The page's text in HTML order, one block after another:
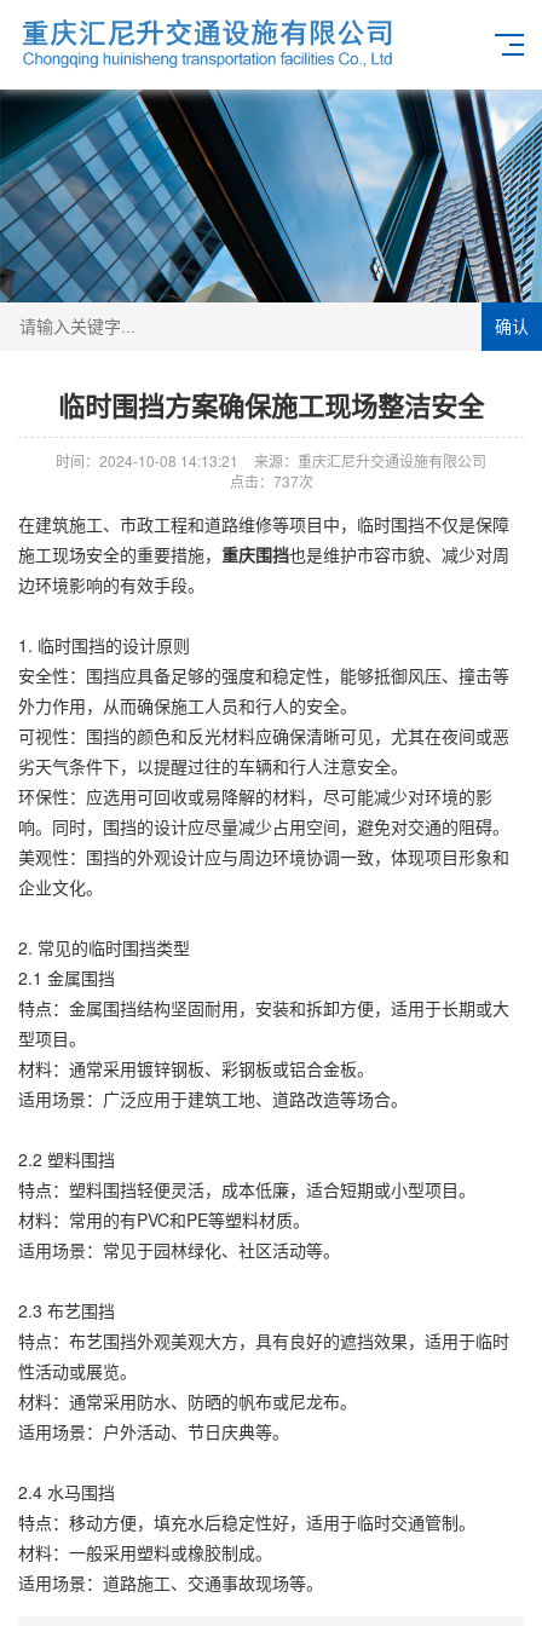
确认
临时围挡方案确保施工现场整洁安全
时间：2024-10-08 14:13:21
来源：重庆汇尼升交通设施有限公司
点击：737次
在建筑施工、市政工程和道路维修等项目中，临时围挡不仅是保障
施工现场安全的重要措施， 重庆围挡也是维护市容市貌、减少对周
边环境影响的有效手段。
1. 临时围挡的设计原则
安全性：围挡应具备足够的强度和稳定性，能够抵御风压、撞击等
外力作用，从而确保施工人员和行人的安全。
可视性：围挡的颜色和反光材料应确保清晰可见，尤其在夜间或恶
劣天气条件下，以提醒过往的车辆和行人注意安全。
环保性：应选用可回收或易降解的材料，尽可能减少对环境的影
响。同时，围挡的设计应尽量减少占用空间，避免对交通的阻碍。
美观性：围挡的外观设计应与周边环境协调一致，体现项目形象和
企业文化。
2. 常见的临时围挡类型
2.1 金属围挡
特点：金属围挡结构坚固耐用，安装和拆卸方便，适用于长期或大
型项目。
材料：通常采用镀锌钢板、彩钢板或铝合金板。
适用场景：广泛应用于建筑工地、道路改造等场合。
2.2 塑料围挡
特点：塑料围挡轻便灵活，成本低廉，适合短期或小型项目。
材料：常用的有PVC和PE等塑料材质。
适用场景：常见于园林绿化、社区活动等。
2.3 布艺围挡
特点：布艺围挡外观美观大方，具有良好的遮挡效果，适用于临时
性活动或展览。
材料：通常采用防水、防晒的帆布或尼龙布。
适用场景：户外活动、节日庆典等。
2.4 水马围挡
特点：移动方便，填充水后稳定性好，适用于临时交通管制。
材料：一般采用塑料或橡胶制成。
适用场景：道路施工、交通事故现场等。